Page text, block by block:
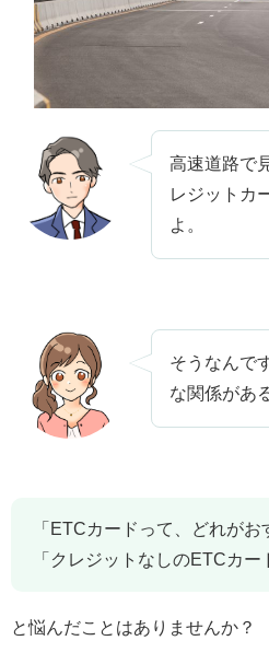
高速道路で
レジットカ
よ。
そうなんで
な関係があ
「ETCカードって、どれがお
「クレジットなしのETCカー
と悩んだことはありませんか？